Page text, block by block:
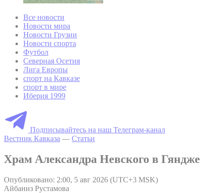
Все новости
Новости мира
Новости Грузии
Новости спорта
Футбол
Северная Осетия
Лига Европы
спорт на Кавказе
спорт в мире
Иберия 1999
Подписывайтесь на наш Телеграм-канал
Вестник Кавказа — Статьи
Храм Александра Невского в Гяндже
Опубликовано: 2:00, 5 авг 2026 (UTC+3 MSK)
Айбаниз Рустамова